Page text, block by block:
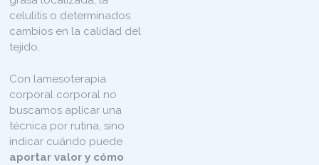
celulitis o determinados
cambios en la calidad del
tejido.
Con lamesoterapia
corporal corporal no
buscamos aplicar una
técnica por rutina, sino
indicar cuándo puede
aportar valor y cómo